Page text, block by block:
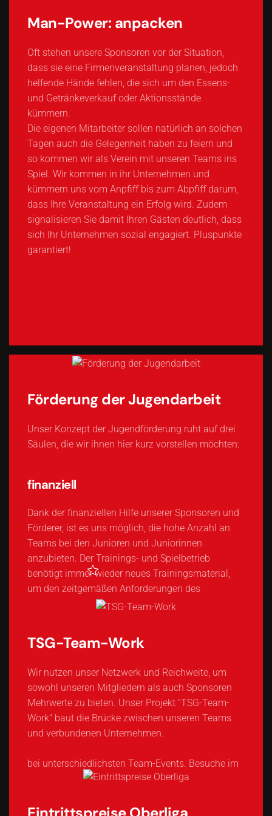
Man-Power: anpacken
Oft stehen unsere Sponsoren vor der Situation,
dass sie eine Firmenveranstaltung planen, jedoch
helfende Hände fehlen, die sich um den Essens-
und Getränkeverkauf oder Aktionsstände
kümmern.
Die eigenen Mitarbeiter sollen natürlich an solchen
Tagen auch die Gelegenheit haben zu feiern und
so kommen wir als Verein mit unseren Teams ins
Spiel. Wir kommen in ihr Unternehmen und
kümmern uns vom Anpfiff bis zum Abpfiff darum,
dass Ihre Veranstaltung ein Erfolg wird. Zudem
signalisieren Sie damit Ihren Gästen deutlich, dass
sich Ihr Unternehmen sozial engagiert. Pluspunkte
garantiert!
Förderung der Jugendarbeit
Unser Konzept der Jugendförderung ruht auf drei
Säulen, die wir ihnen hier kurz vorstellen möchten:
finanziell
Dank der finanziellen Hilfe unserer Sponsoren und
Förderer, ist es uns möglich, die hohe Anzahl an
Teams bei den Junioren und Juniorinnen
anzubieten. Der Trainings- und Spielbetrieb
benötigt immer wieder neues Trainingsmaterial,
um den zeitgemäßen Anforderungen des
modernen Fußballs und der hochwertigen Sport-
Alle für Einen - einer für Alle! IIm Mannschaftssport
geht nichts ohne den richtigen Teamgeist. Bei uns
im Verein lernen die Kinder und Jugendliche
soziale Kompetenz. Nicht nur während des
bei unterschiedlichsten Team-Events. Besuche im
Kino, Schwimmbad, gemeinsamen Ausflügen,
bei Events in Backnang
Alle aktuellen Beiträge
TSG-Team-Work
Wir nutzen unser Netzwerk und Reichweite, um
sowohl unseren Mitgliedern als auch Sponsoren
Mehrwerte zu bieten. Unser Projekt "TSG-Team-
Work" baut die Brücke zwischen unseren Teams
und verbundenen Unternehmen.